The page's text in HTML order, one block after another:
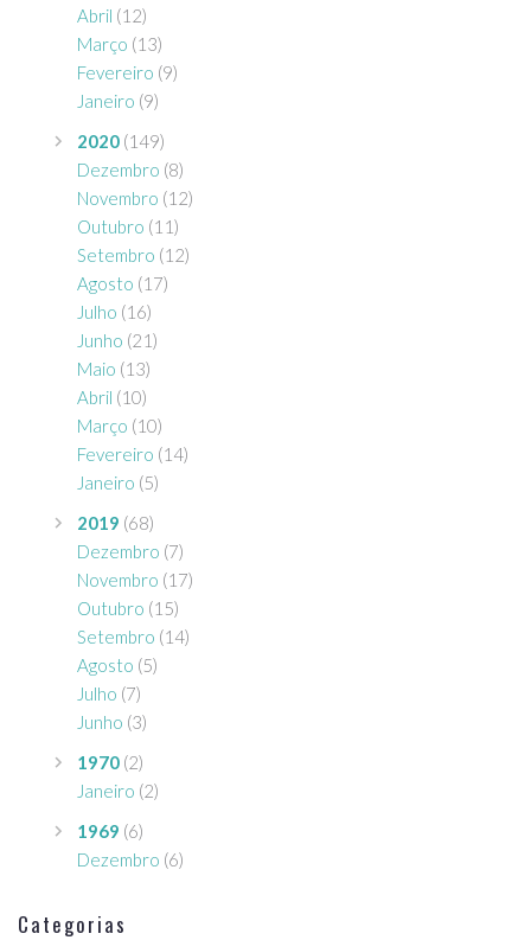
Abril (12)
Março (13)
Fevereiro (9)
Janeiro (9)
2020 (149)
Dezembro (8)
Novembro (12)
Outubro (11)
Setembro (12)
Agosto (17)
Julho (16)
Junho (21)
Maio (13)
Abril (10)
Março (10)
Fevereiro (14)
Janeiro (5)
2019 (68)
Dezembro (7)
Novembro (17)
Outubro (15)
Setembro (14)
Agosto (5)
Julho (7)
Junho (3)
1970 (2)
Janeiro (2)
1969 (6)
Dezembro (6)
Categorias